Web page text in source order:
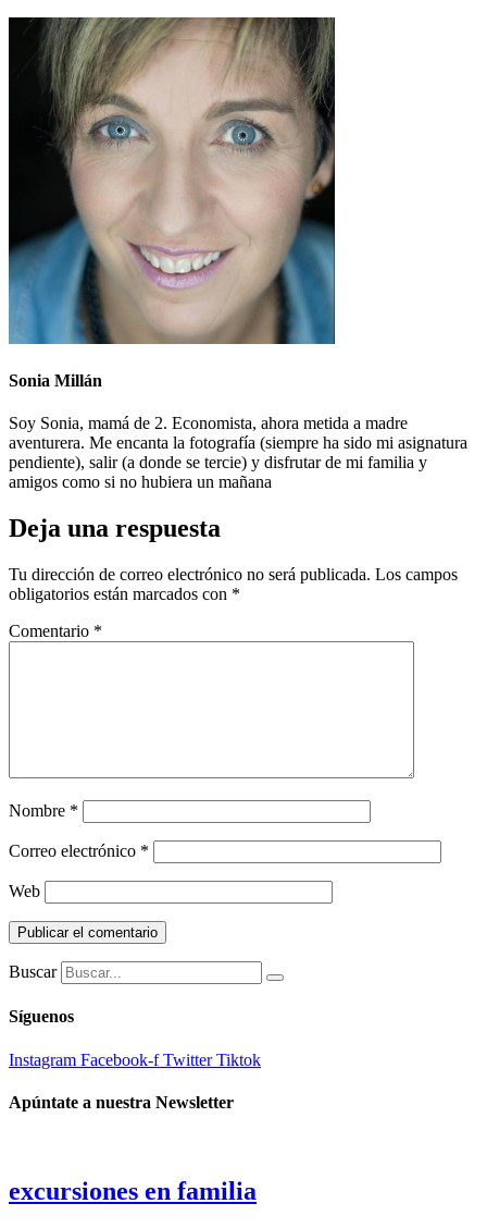
Sonia Millán
Soy Sonia, mamá de 2. Economista, ahora metida a madre
aventurera. Me encanta la fotografía (siempre ha sido mi asignatura
pendiente), salir (a donde se tercie) y disfrutar de mi familia y
amigos como si no hubiera un mañana
Deja una respuesta
Tu dirección de correo electrónico no será publicada. Los campos
obligatorios están marcados con *
Comentario *
Nombre *
Correo electrónico *
Web
Buscar
Síguenos
Instagram Facebook-f Twitter Tiktok
Apúntate a nuestra Newsletter
excursiones en familia